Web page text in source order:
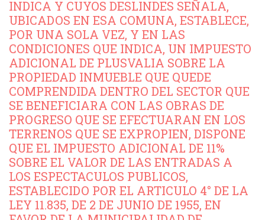
INDICA Y CUYOS DESLINDES SEÑALA,
UBICADOS EN ESA COMUNA, ESTABLECE,
POR UNA SOLA VEZ, Y EN LAS
CONDICIONES QUE INDICA, UN IMPUESTO
ADICIONAL DE PLUSVALIA SOBRE LA
PROPIEDAD INMUEBLE QUE QUEDE
COMPRENDIDA DENTRO DEL SECTOR QUE
SE BENEFICIARA CON LAS OBRAS DE
PROGRESO QUE SE EFECTUARAN EN LOS
TERRENOS QUE SE EXPROPIEN, DISPONE
QUE EL IMPUESTO ADICIONAL DE 11%
SOBRE EL VALOR DE LAS ENTRADAS A
LOS ESPECTACULOS PUBLICOS,
ESTABLECIDO POR EL ARTICULO 4° DE LA
LEY 11.835, DE 2 DE JUNIO DE 1955, EN